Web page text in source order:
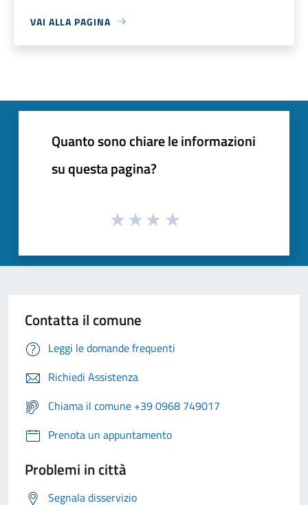
VAI ALLA PAGINA
Quanto sono chiare le informazioni
su questa pagina?
Contatta il comune
Leggi le domande frequenti
Richiedi Assistenza
Chiama il comune +39 0968 749017
Prenota un appuntamento
Problemi in città
Segnala disservizio